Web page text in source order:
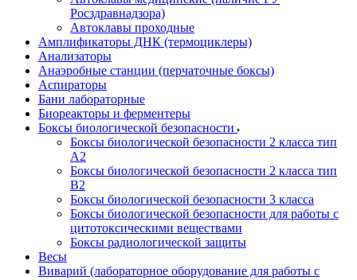
Росздравнадзора)
Автоклавы проходные
Амплификаторы ДНК (термоциклеры)
Анализаторы
Анаэробные станции (перчаточные боксы)
Аспираторы
Бани лабораторные
Биореакторы и ферментеры
Боксы биологической безопасности
Боксы биологической безопасности 2 класса тип
A2
Боксы биологической безопасности 2 класса тип
B2
Боксы биологической безопасности 3 класса
Боксы биологической безопасности для работы с
цитотоксическими веществами
Боксы радиологической защиты
Весы
Виварий (лабораторное оборудование для работы с